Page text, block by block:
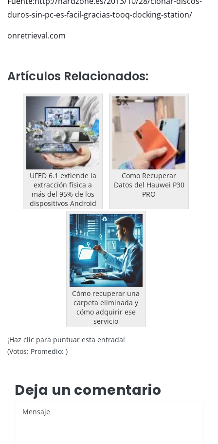
duros-sin-pc-es-facil-gracias-tooq-docking-station/
onretrieval.com
Artículos Relacionados:
UFED 6.1 extiende la
extracción física a
más del 95% de los
dispositivos Android
Como Recuperar
Datos del Hauwei P30
PRO
Cómo recuperar una
carpeta eliminada y
cómo adquirir ese
servicio
¡Haz clic para puntuar esta entrada!
(Votos: Promedio: )
Deja un comentario